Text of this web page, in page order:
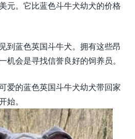
元。它比蓝色斗牛犬幼犬的价格
到蓝色英国斗牛犬。拥有这些昂
机会是寻找信誉良好的饲养员。
爱的蓝色英国斗牛犬幼犬带回家
始。